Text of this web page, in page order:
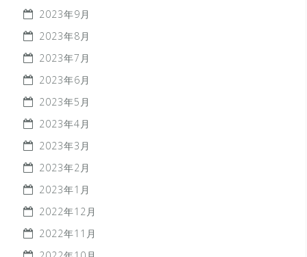
2023年9月
2023年8月
2023年7月
2023年6月
2023年5月
2023年4月
2023年3月
2023年2月
2023年1月
2022年12月
2022年11月